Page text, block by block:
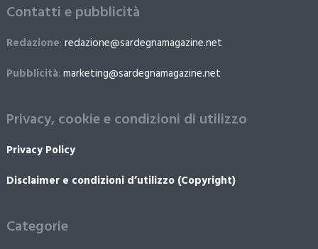
Contatti e pubblicità
Redazione: redazione@sardegnamagazine.net
Pubblicità: marketing@sardegnamagazine.net
Privacy, cookie e condizioni di utilizzo
Privacy Policy
Disclaimer e condizioni d’utilizzo (Copyright)
Categorie